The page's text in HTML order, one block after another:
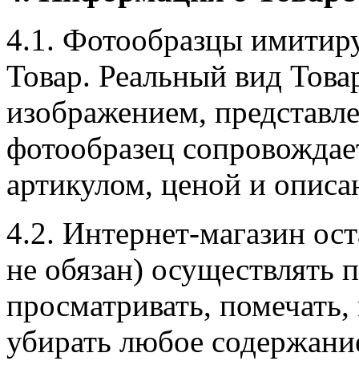
4.1. Фотообразцы
Товар. Реальный вид
изображением,
фотообразец
артикулом, ценой и
4.2. Интернет-магазин
не обязан) осуществлять
просматривать,
убирать любое